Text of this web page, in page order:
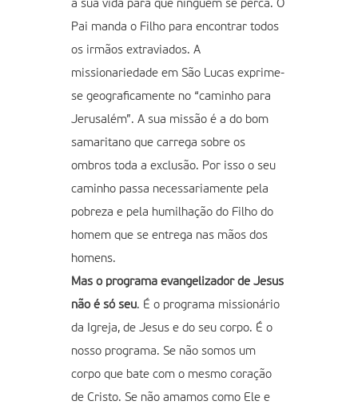
a sua vida para que ninguém se perca. O
Pai manda o Filho para encontrar todos
os irmãos extraviados. A
missionariedade em São Lucas exprime-
se geograficamente no “caminho para
Jerusalém”. A sua missão é a do bom
samaritano que carrega sobre os
ombros toda a exclusão. Por isso o seu
caminho passa necessariamente pela
pobreza e pela humilhação do Filho do
homem que se entrega nas mãos dos
homens.
Mas o programa evangelizador de Jesus
não é só seu. É o programa missionário
da Igreja, de Jesus e do seu corpo. É o
nosso programa. Se não somos um
corpo que bate com o mesmo coração
de Cristo. Se não amamos como Ele e